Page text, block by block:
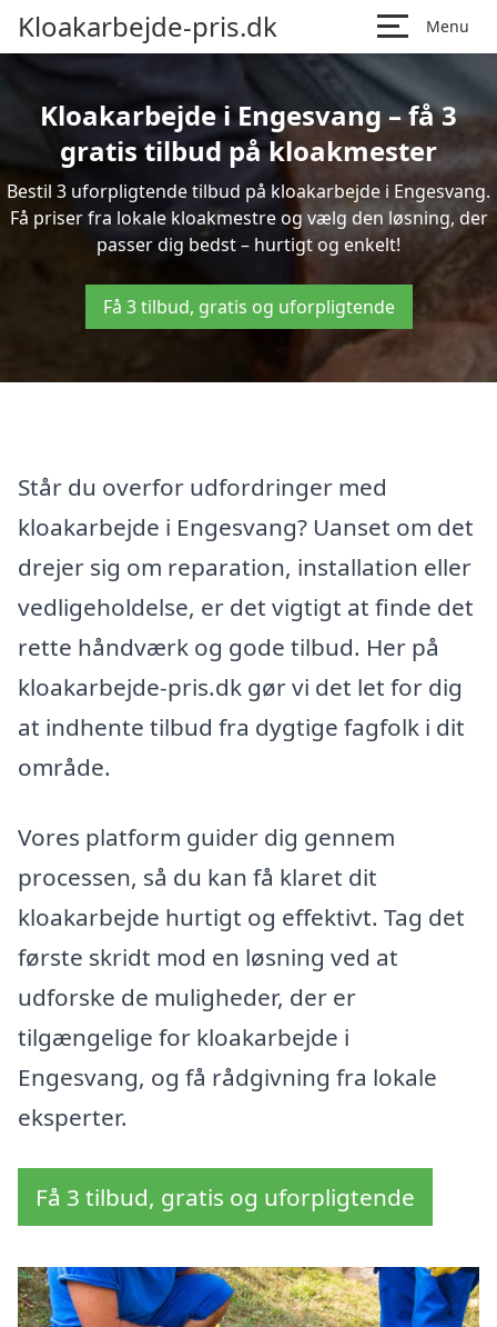
Kloakarbejde-pris.dk Menu
Kloakarbejde i Engesvang – få 3
gratis tilbud på kloakmester
Bestil 3 uforpligtende tilbud på kloakarbejde i Engesvang.
Få priser fra lokale kloakmestre og vælg den løsning, der
passer dig bedst – hurtigt og enkelt!
Få 3 tilbud, gratis og uforpligtende
Står du overfor udfordringer med
kloakarbejde i Engesvang? Uanset om det
drejer sig om reparation, installation eller
vedligeholdelse, er det vigtigt at finde det
rette håndværk og gode tilbud. Her på
kloakarbejde-pris.dk gør vi det let for dig
at indhente tilbud fra dygtige fagfolk i dit
område.
Vores platform guider dig gennem
processen, så du kan få klaret dit
kloakarbejde hurtigt og effektivt. Tag det
første skridt mod en løsning ved at
udforske de muligheder, der er
tilgængelige for kloakarbejde i
Engesvang, og få rådgivning fra lokale
eksperter.
Få 3 tilbud, gratis og uforpligtende